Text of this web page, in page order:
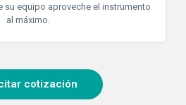
su equipo aproveche el instrumento
al máximo.
cotización